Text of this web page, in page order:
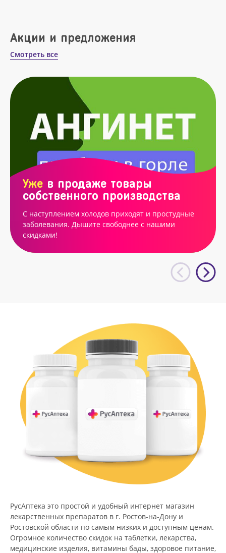
Акции и предложения
Смотреть все
Уже в продаже товары
собственного производства
С наступлением холодов приходят и простудные
заболевания. Дышите свободнее с нашими
скидками!
РусАптека это простой и удобный интернет магазин
лекарственных препаратов в г. Ростов-на-Дону и
Ростовской области по самым низких и доступным ценам.
Огромное количество скидок на таблетки, лекарства,
медицинские изделия, витамины бады, здоровое питание,